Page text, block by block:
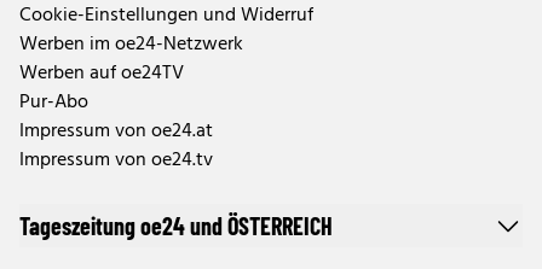
Cookie-Einstellungen und Widerruf
Werben im oe24-Netzwerk
Werben auf oe24TV
Pur-Abo
Impressum von oe24.at
Impressum von oe24.tv
Tageszeitung oe24 und ÖSTERREICH